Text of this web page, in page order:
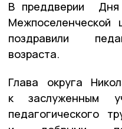
В преддверии Дня
Межпоселенческой
поздравили
возраста.
Глава округа
к заслуженным
педагогического